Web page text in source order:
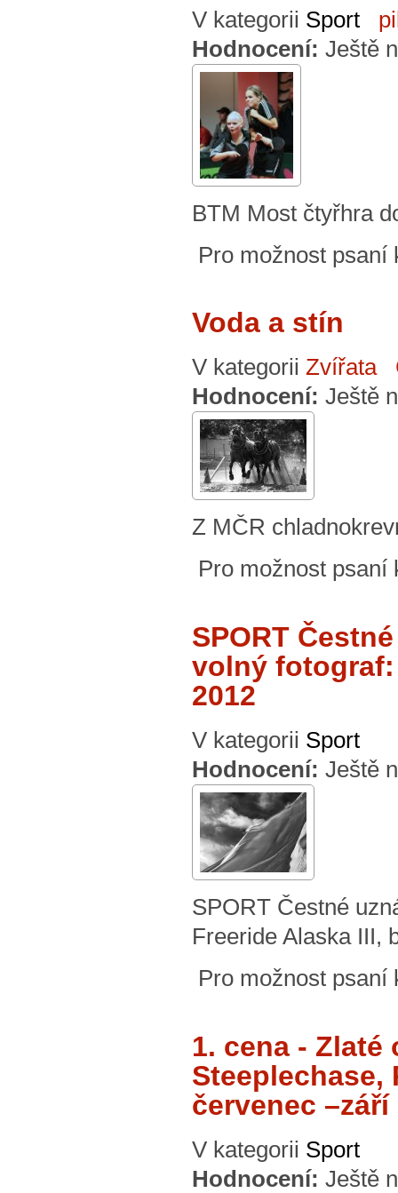
V kategorii Sport
Hodnocení: Ještě
BTM Most čtyřhra
Pro možnost
Voda a stín
V kategorii Zvířata
Hodnocení: Ještě
Z MČR
Pro možnost
SPORT
volný fotograf:
2012
V kategorii Sport
Hodnocení: Ještě
SPORT Čestné
Freeride Alaska III,
Pro možnost
1. cena - Zlaté
Steeplechase,
červenec –září
V kategorii Sport
Hodnocení: Ještě